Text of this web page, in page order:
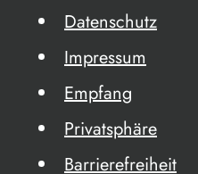
Datenschutz
Impressum
Empfang
Privatsphäre
Barrierefreiheit